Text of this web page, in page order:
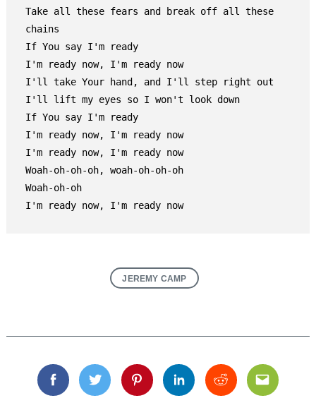
Take all these fears and break off all these
chains
If You say I'm ready
I'm ready now, I'm ready now
I'll take Your hand, and I'll step right out
I'll lift my eyes so I won't look down
If You say I'm ready
I'm ready now, I'm ready now
I'm ready now, I'm ready now
Woah-oh-oh-oh, woah-oh-oh-oh
Woah-oh-oh
I'm ready now, I'm ready now
JEREMY CAMP
FacebookTwitterPinterestLinkedinRedditEmail